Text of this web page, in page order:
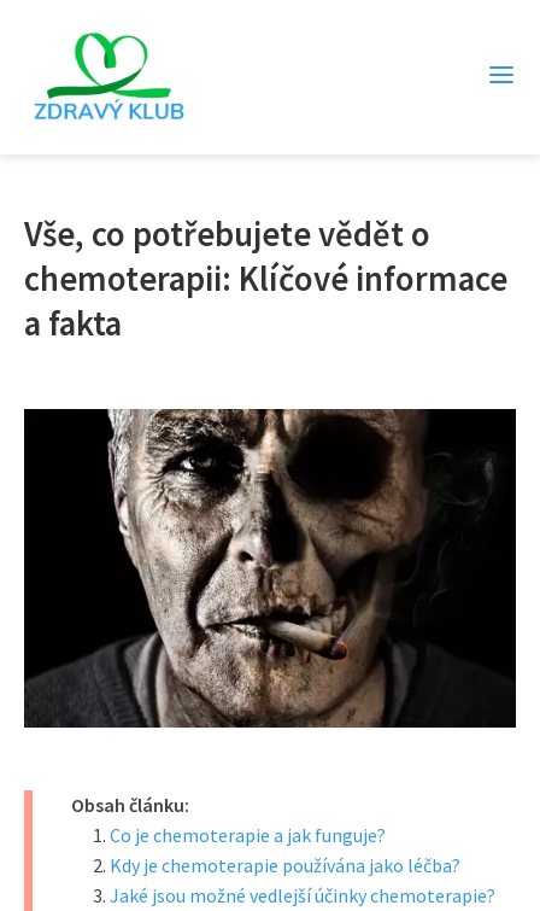
Vše, co potřebujete vědět o
chemoterapii: Klíčové informace
a fakta
Obsah článku:
Co je chemoterapie a jak funguje?
Kdy je chemoterapie používána jako léčba?
Jaké jsou možné vedlejší účinky chemoterapie?